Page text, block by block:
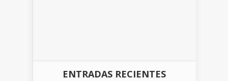
ENTRADAS RECIENTES